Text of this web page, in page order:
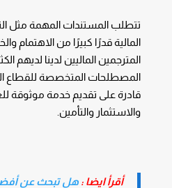
تتطلب المستندات المهمة مثل
المالية قدرًا كبيرًا من الاهتمام
المترجمين الماليين لدينا لديهم
المصطلحات المتخصصة للقطاع
قادرة على تقديم خدمة موثوقة
والاستثمار والتأمين.
أقرأ ايضا : هل تبحث عن